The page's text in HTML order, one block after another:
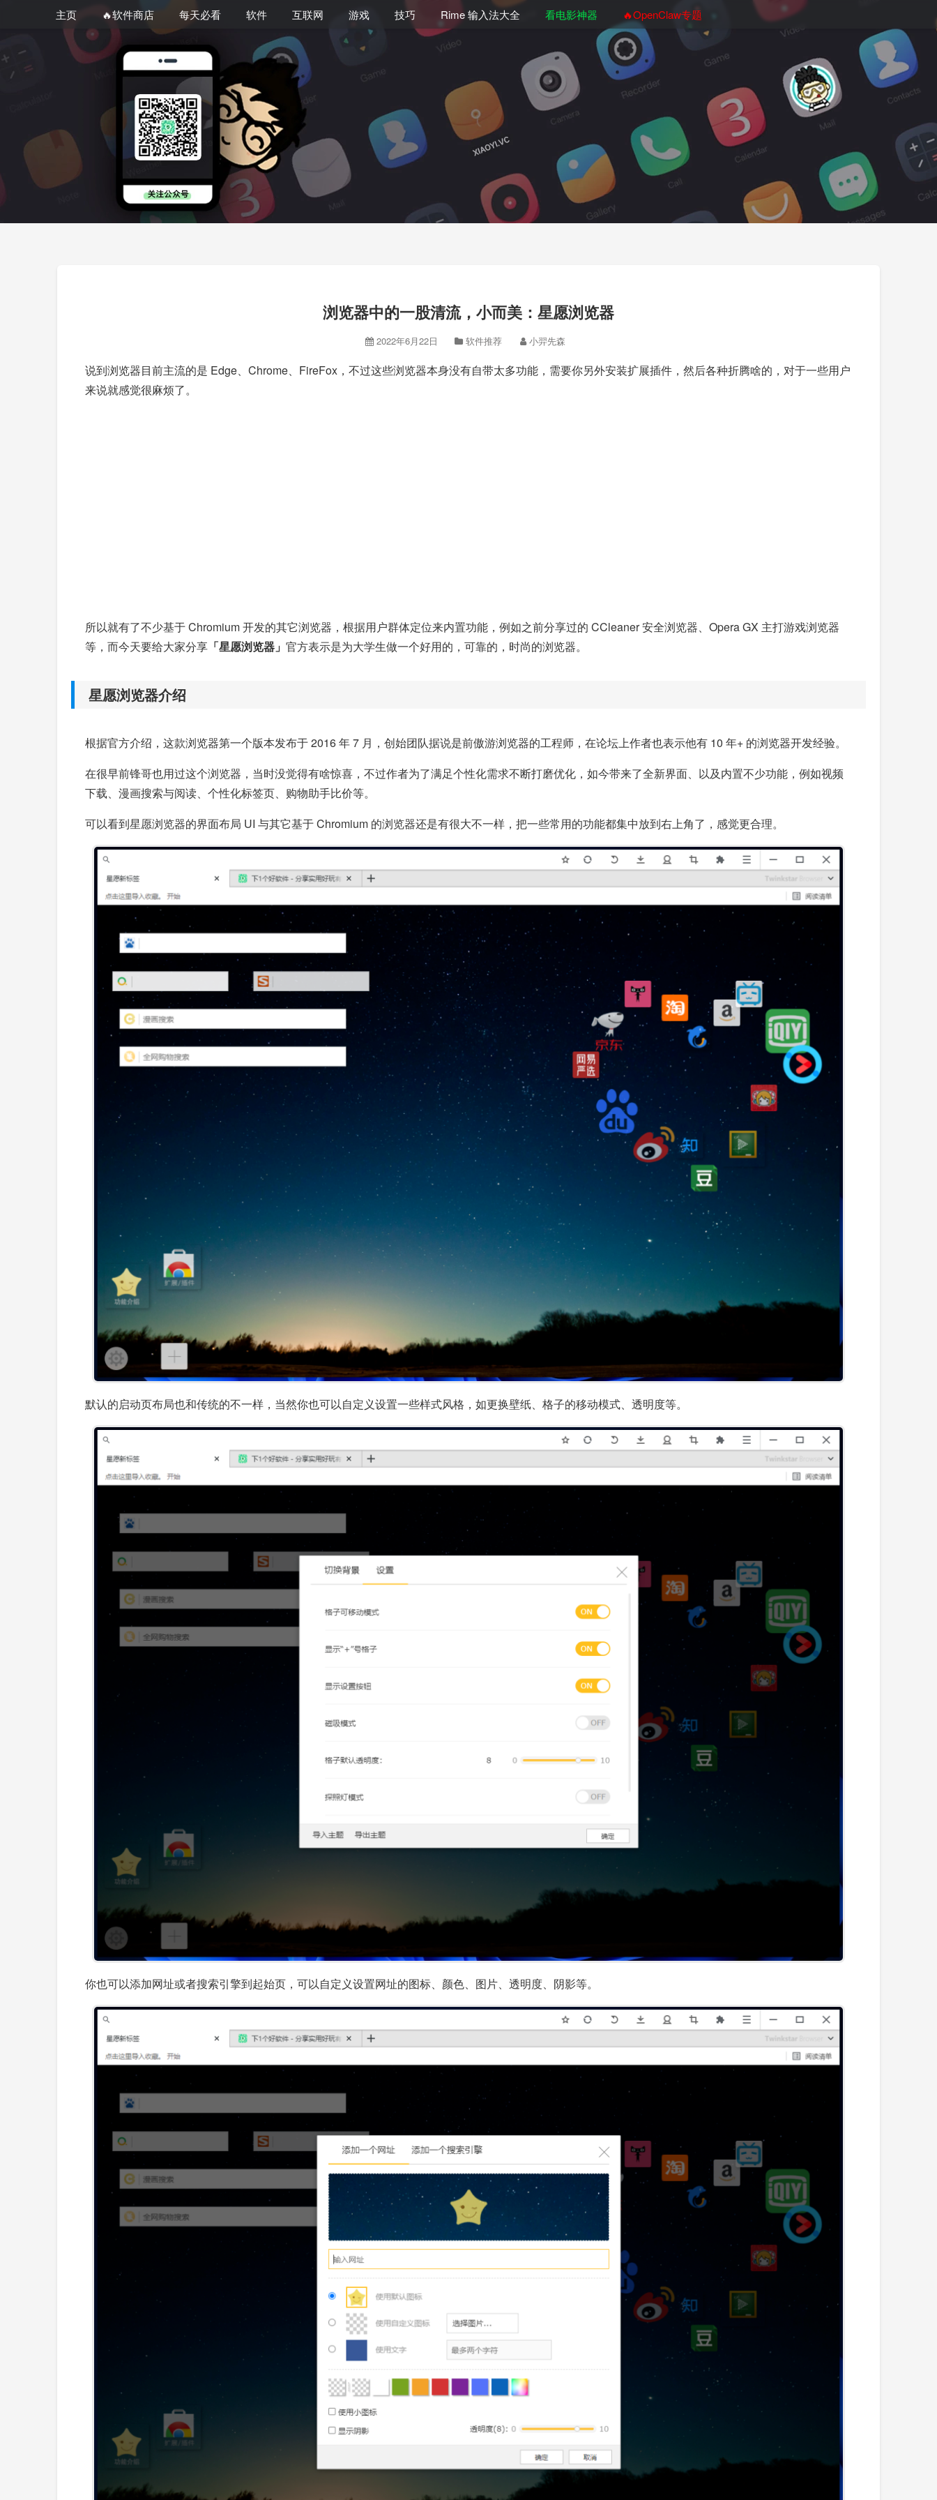
主页 🔥软件商店 每天必看 软件 互联网 游戏 技巧 Rime 输入法大全 看电影神器 🔥OpenClaw专题
浏览器中的一股清流，小而美：星愿浏览器
2022年6月22日 软件推荐 小羿先森
说到浏览器目前主流的是 Edge、Chrome、FireFox，不过这些浏览器本身没有自带太多功能，需要你另外安装扩展插件，然后各种折腾啥的，对于一些用户
来说就感觉很麻烦了。
所以就有了不少基于 Chromium 开发的其它浏览器，根据用户群体定位来内置功能，例如之前分享过的 CCleaner 安全浏览器、Opera GX 主打游戏浏览器
等，而今天要给大家分享 「星愿浏览器」 官方表示是为大学生做一个好用的，可靠的，时尚的浏览器。
星愿浏览器介绍
根据官方介绍，这款浏览器第一个版本发布于 2016 年 7 月，创始团队据说是前傲游浏览器的工程师，在论坛上作者也表示他有 10 年+ 的浏览器开发经验。
在很早前锋哥也用过这个浏览器，当时没觉得有啥惊喜，不过作者为了满足个性化需求不断打磨优化，如今带来了全新界面、以及内置不少功能，例如视频
下载、漫画搜索与阅读、个性化标签页、购物助手比价等。
可以看到星愿浏览器的界面布局 UI 与其它基于 Chromium 的浏览器还是有很大不一样，把一些常用的功能都集中放到右上角了，感觉更合理。
默认的启动页布局也和传统的不一样，当然你也可以自定义设置一些样式风格，如更换壁纸、格子的移动模式、透明度等。
你也可以添加网址或者搜索引擎到起始页，可以自定义设置网址的图标、颜色、图片、透明度、阴影等。